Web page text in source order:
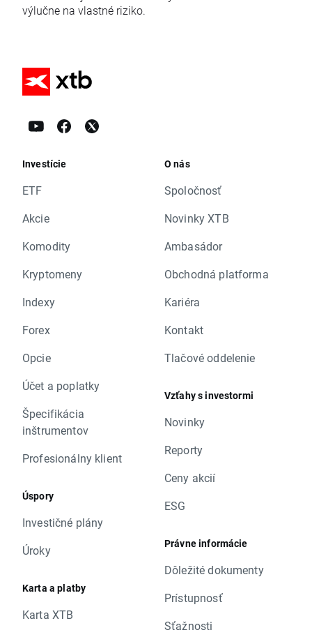
výlučne na vlastné riziko.
Investície
ETF
Akcie
Komodity
Kryptomeny
Indexy
Forex
Opcie
Účet a poplatky
Špecifikácia
inštrumentov
Profesionálny klient
Úspory
Investičné plány
Úroky
Karta a platby
Karta XTB
O nás
Spoločnosť
Novinky XTB
Ambasádor
Obchodná platforma
Kariéra
Kontakt
Tlačové oddelenie
Vzťahy s investormi
Novinky
Reporty
Ceny akcií
ESG
Právne informácie
Dôležité dokumenty
Prístupnosť
Sťažnosti